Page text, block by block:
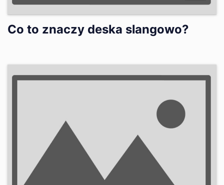
Co to znaczy deska slangowo?